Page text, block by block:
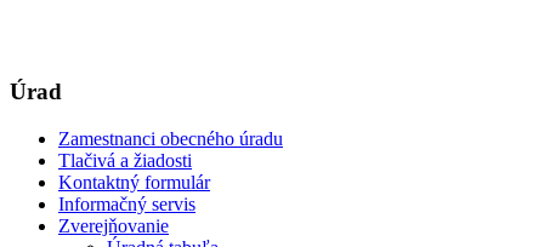
Úrad
Zamestnanci obecného úradu
Tlačivá a žiadosti
Kontaktný formulár
Informačný servis
Zverejňovanie